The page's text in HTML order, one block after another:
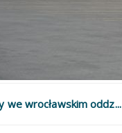
we wrocławskim oddz...